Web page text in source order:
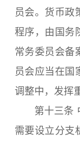
员会。货币政
程序，由国务
常务委员会备
员会应当在国
调整中，发挥
第十三条
需要设立分支